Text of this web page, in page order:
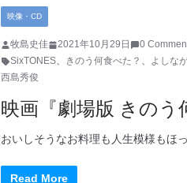
映像・CD
牧島史佳 2021年10月29日
0
SixTONES、 きのう何食べた？ 、 よしな
西島秀俊
映画『劇場版 きのう
おいしそうなお料理も人生模様もほ
Read More